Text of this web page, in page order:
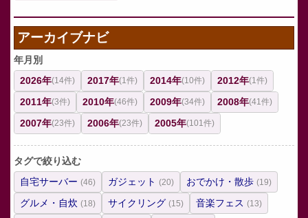
アーカイブナビ
年月別
2026年(14件) 2017年(1件) 2014年(10件) 2012年(1件)
2011年(3件) 2010年(46件) 2009年(34件) 2008年(41件)
2007年(23件) 2006年(23件) 2005年(101件)
タグで絞り込む
自宅サーバー (46) ガジェット (20) おでかけ・散歩 (19)
グルメ・自炊 (18) サイクリング (15) 音楽フェス (13)